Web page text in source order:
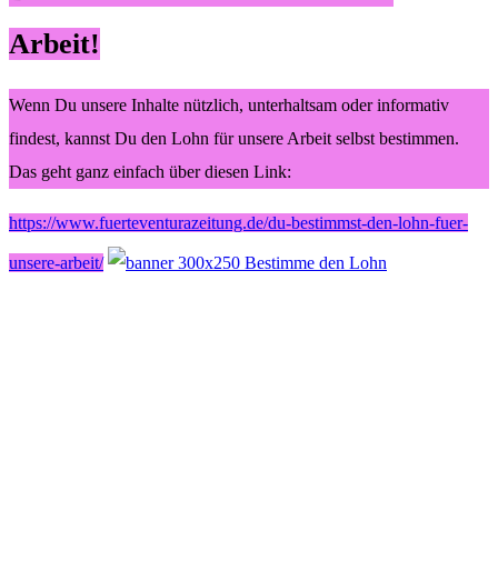
Arbeit!
Wenn Du unsere Inhalte nützlich, unterhaltsam oder informativ
findest, kannst Du den Lohn für unsere Arbeit selbst bestimmen.
Das geht ganz einfach über diesen Link:
https://www.fuerteventurazeitung.de/du-bestimmst-den-lohn-fuer-
unsere-arbeit/